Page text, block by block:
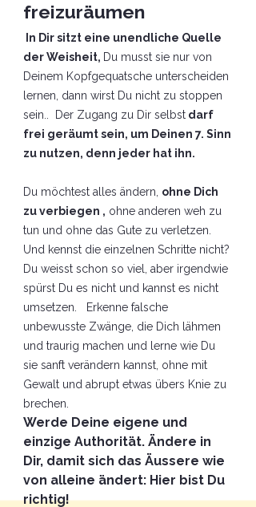
freizuräumen
n Dir sitzt eine unendliche Quelle
der Weisheit, Du musst sie nur von
Deinem Kopfgequatsche unterscheiden
lernen, dann wirst Du nicht zu stoppen
sein.. Der Zugang zu Dir selbst darf
frei geräumt sein, um Deinen 7. Sinn
zu nutzen, denn jeder hat ihn.
Du möchtest alles ändern, ohne Dich
zu verbiegen , ohne anderen weh zu
tun und ohne das Gute zu verletzen.
Und kennst die einzelnen Schritte nicht?
Du weisst schon so viel, aber irgendwie
spürst Du es nicht und kannst es nicht
umsetzen. Erkenne falsche
unbewusste Zwänge, die Dich lähmen
und traurig machen und lerne wie Du
sie sanft verändern kannst, ohne mit
Gewalt und abrupt etwas übers Knie zu
brechen.
Werde Deine eigene und
einzige Authorität. Ändere in
Dir, damit sich das Äussere wie
von alleine ändert: Hier bist Du
richtig!